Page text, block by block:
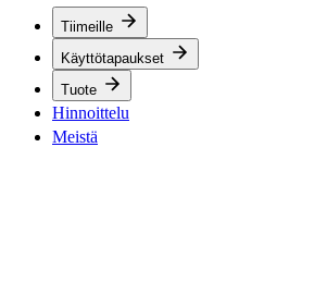
Tiimeille
Käyttötapaukset
Tuote
Hinnoittelu
Meistä